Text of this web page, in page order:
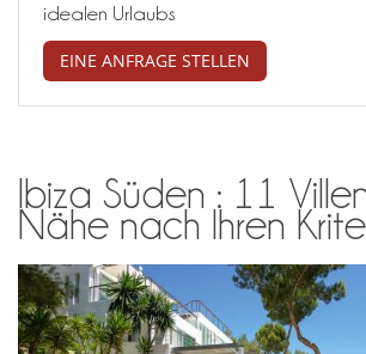
idealen Urlaubs
EINE ANFRAGE STELLEN
Ibiza Süden : 11
Nähe nach Ihren